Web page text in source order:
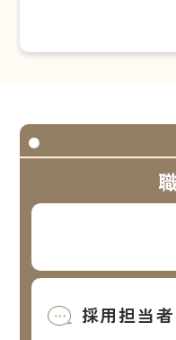
採用担当